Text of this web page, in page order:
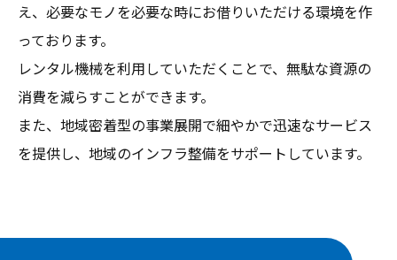
え、必要なモノを必要な時にお借りいただける環境を作
っております。
レンタル機械を利用していただくことで、無駄な資源の
消費を減らすことができます。
また、地域密着型の事業展開で細やかで迅速なサービス
を提供し、地域のインフラ整備をサポートしています。